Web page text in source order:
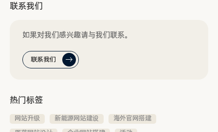
联系我们
如果对我们感兴趣请与我们联系。
联系我们
热门标签
网站升级 新能源网站建设
海外官网搭建